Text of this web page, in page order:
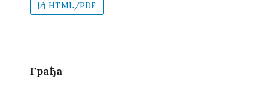
HTML/PDF
Грађа